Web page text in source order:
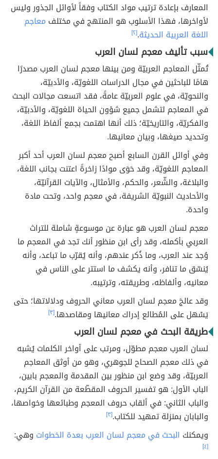
المعارف بإعادة ترتيب مواد الكتاب وفقاً لأوائل الجذور وليس
لأواخرها، فهذا الأسلوب هو المنتهج في مختلف معاجم
اللغة العربية الحديثة.[٢]
سبب تأليف معجم لسان العرب
تُمثّل المعاجم العربيّة ومن بينها معجم لسان العرب مصدرًا
هامًا للباحثين في مجال الدراسات اللغويّة، والأدبيّة،
والنحويّة، في علوم العربيّة عامةً، فقد اتسعت مجالات البحث
في المعاجم لتشمل جميع شؤون الحياة اللغويّة، والأدبيّة،
والفكريّة، والتاريخيّة؛ ذلك أنها اهتمت بجمع ألفاظ اللغة،
وتحديد صيغها، وبيان معانيها.
وفي أوائل القرن السابع أصبح معجم لسان العرب أحد أكبر
المعاجم اللغويّة، وقد حَوَى موادًا زاخرةً اعتنت بجانب اللغة،
والبلاغة، والشّعر، والحكم، والأمثال، والآيات القرآنيّة،
والأحاديث النبويّة الشريفة، في معجم واحد، وتحت مادة
واحدة.
معجم لسان العرب هو عبارة عن موسوعةٍ شاملة للتراث
العربي بأكمله، وقد رأى ابن منظور أنك تجد في المعجم ما
وُجد عند العرب، وما ذُكر عندهم، وأنه يُقرّب ما تباعد، وأنه
يُنسّق ما تنافر، وأنه يكشف ما استتر على الناس في
معانيه، وألفاظه، وطريقته، وترتيبه.
وقد عالجَ معجم لسان العرب معاني الحروف ودلالاتها؛ حتى
يَسْهل على المُطالع إدراك معانيها ومقاصدها.[٣]
طريقة البحث في معجم لسان العرب
لسان العرب معجم مطوّل، ومرتب على أواخر الكلمات يُشبه
في ذلك معجم الصحاح للجوهري، وهو من أوثق المعاجم
العربيّة، وقد وضع ابن منظور بين المقدمة والمعجم بابين،
الباب الأول: هو تفسير الحروف المقطّعة من القرآن الكريم،
والباب الثاني: في ألقاب حروف المعجم وطبائعها وخواصها،
والبابان بمنزلة تمهيد للكتاب.[٣]
ويمكنك البحث في معجم لسان العرب بعدة الخطوات وهي:
[٤]